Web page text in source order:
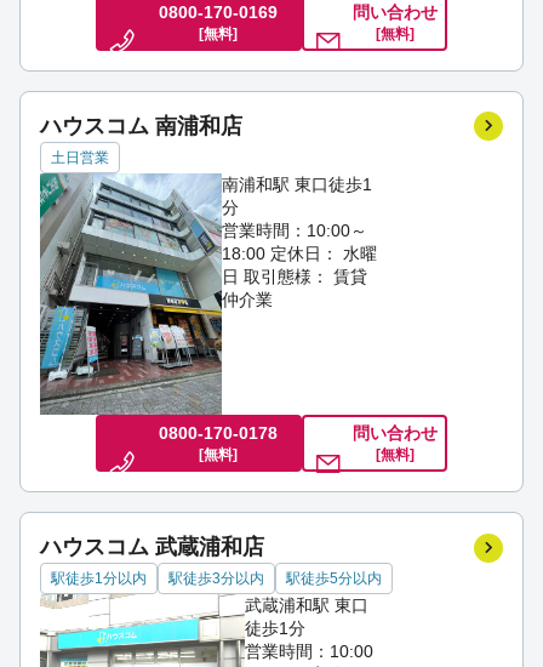
0800-170-0169
[無料]
問い合わせ
[無料]
ハウスコム 南浦和店
土日営業
南浦和駅 東口徒歩1
分
営業時間：10:00～
18:00 定休日： 水曜
日 取引態様： 賃貸
仲介業
0800-170-0178
[無料]
問い合わせ
[無料]
ハウスコム 武蔵浦和店
駅徒歩1分以内 駅徒歩3分以内 駅徒歩5分以内
武蔵浦和駅 東口
徒歩1分
営業時間：10:00